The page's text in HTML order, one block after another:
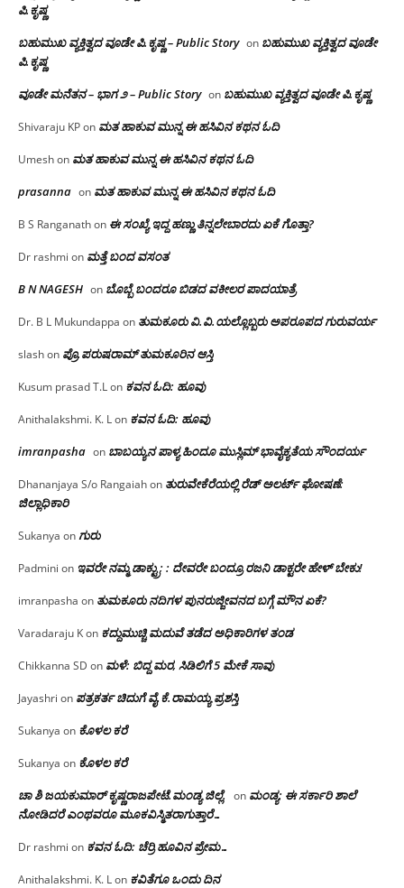
ಪಿ.ಕೃಷ್ಣ
ಬಹುಮುಖ ವ್ಯಕ್ತಿತ್ವದ ವೂಡೇ ಪಿ.ಕೃಷ್ಣ – Public Story on ಬಹುಮುಖ ವ್ಯಕ್ತಿತ್ವದ ವೂಡೇ
ಪಿ.ಕೃಷ್ಣ
ವೂಡೇ ಮನೆತನ – ಭಾಗ ೨ – Public Story on ಬಹುಮುಖ ವ್ಯಕ್ತಿತ್ವದ ವೂಡೇ ಪಿ.ಕೃಷ್ಣ
Shivaraju KPon ಮತ ಹಾಕುವ ಮುನ್ನ ಈ ಹಸಿವಿನ ಕಥನ ಓದಿ
Umeshon ಮತ ಹಾಕುವ ಮುನ್ನ ಈ ಹಸಿವಿನ ಕಥನ ಓದಿ
prasanna on ಮತ ಹಾಕುವ ಮುನ್ನ ಈ ಹಸಿವಿನ ಕಥನ ಓದಿ
B S Ranganathon ಈ ಸಂಖ್ಯೆ ಇದ್ದ ಹಣ್ಣು ತಿನ್ನಲೇಬಾರದು ಏಕೆ ಗೊತ್ತಾ?
Dr rashmi on ಮತ್ತೆ ಬಂದ ವಸಂತ
B N NAGESH on ಬೊಬ್ಬೆ ಬಂದರೂ ಬಿಡದ ವಕೀಲರ ಪಾದಯಾತ್ರೆ
Dr. B L Mukundappa on ತುಮಕೂರು‌ ವಿ.ವಿ.ಯಲ್ಲೊಬ್ಬರು ಅಪರೂಪದ ಗುರುವರ್ಯ
slashon ಪ್ರೊ.ಪರುಷರಾಮ್ ತುಮಕೂರಿನ ಆಸ್ತಿ
Kusum prasad T.Lon ಕವನ ಓದಿ: ಹೂವು
Anithalakshmi. K. Lon ಕವನ ಓದಿ: ಹೂವು
imranpasha on ಬಾಬಯ್ಯನ ಪಾಳ್ಯ ಹಿಂದೂ ಮುಸ್ಲಿಮ್ ಭಾವೈಕ್ಯತೆಯ ಸೌಂದರ್ಯ
Dhananjaya S/o Rangaiahon ತುರುವೇಕೆರೆಯಲ್ಲಿ ರೆಡ್ ಅಲರ್ಟ್ ಘೋಷಣೆ:
ಜಿಲ್ಲಾಧಿಕಾರಿ
Sukanya onಗುರು
Padmini on ಇವರೇ ನಮ್ಮ ಡಾಕ್ಟ್ರು; : ದೇವರೇ ಬಂದ್ರೂ ರಜನಿ ಡಾಕ್ಟರೇ ಹೇಳ್ ಬೇಕು!
imranpasha on ತುಮಕೂರು ನದಿಗಳ ಪುನರುಜ್ಜೀವನದ ಬಗ್ಗೆ ಮೌನ ಏಕೆ?
Varadaraju Kon ಕದ್ದುಮುಚ್ಚಿ ಮದುವೆ ತಡೆದ ಅಧಿಕಾರಿಗಳ ತಂಡ
Chikkanna SD on ಮಳೆ: ಬಿದ್ದ ಮರ, ಸಿಡಿಲಿಗೆ 5 ಮೇಕೆ ಸಾವು
Jayashri on ಪತ್ರಕರ್ತ ಚಿದುಗೆ ವೈ.ಕೆ.ರಾಮಯ್ಯ ಪ್ರಶಸ್ತಿ
Sukanya on ಕೊಳಲ ಕರೆ
Sukanya on ಕೊಳಲ ಕರೆ
ಚಾ ಶಿ ಜಯಕುಮಾರ್ ಕೃಷ್ಣರಾಜಪೇಟೆ.ಮಂಡ್ಯ ಜಿಲ್ಲೆ. on ಮಂಡ್ಯ: ಈ ಸರ್ಕಾರಿ ಶಾಲೆ
ನೋಡಿದರೆ ಎಂಥವರೂ ಮೂಕವಿಸ್ಮಿತರಾಗುತ್ತಾರೆ…
Dr rashmi on ಕವನ ಓದಿ: ಚೆರ್ರಿ ಹೂವಿನ ಪ್ರೇಮ…
Anithalakshmi. K. Lon ಕವಿತೆಗೂ ಒಂದು ದಿನ